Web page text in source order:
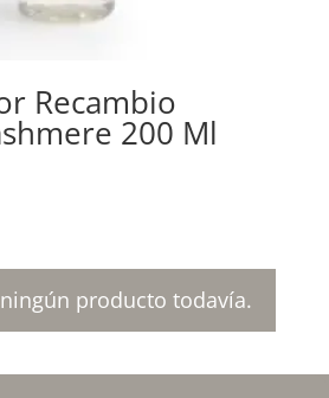
Recambio
200 Ml
producto todavía.